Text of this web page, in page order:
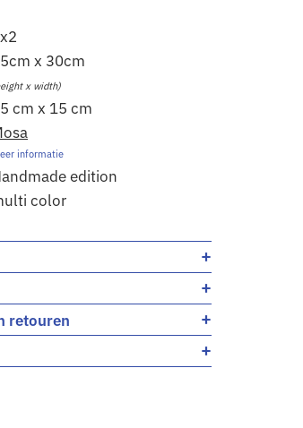
x 30cm
x width)
cm x 15 cm
informatie
edition
color
+
+
retouren +
+